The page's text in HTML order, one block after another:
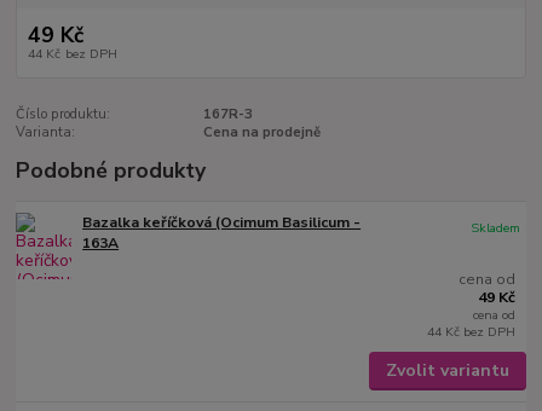
49 Kč
44 Kč bez DPH
Číslo produktu:
167R-3
Varianta:
Cena na prodejně
Podobné produkty
Bazalka keříčková (Ocimum Basilicum -
163A
cena od
49 Kč
cena od
44 Kč bez DPH
Skladem
Zvolit variantu